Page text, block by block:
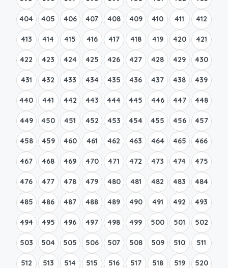
404 405 406 407 408 409 410 411 412
413 414 415 416 417 418 419 420 421
422 423 424 425 426 427 428 429 430
431 432 433 434 435 436 437 438 439
440 441 442 443 444 445 446 447 448
449 450 451 452 453 454 455 456 457
458 459 460 461 462 463 464 465 466
467 468 469 470 471 472 473 474 475
476 477 478 479 480 481 482 483 484
485 486 487 488 489 490 491 492 493
494 495 496 497 498 499 500 501 502
503 504 505 506 507 508 509 510 511
512 513 514 515 516 517 518 519 520